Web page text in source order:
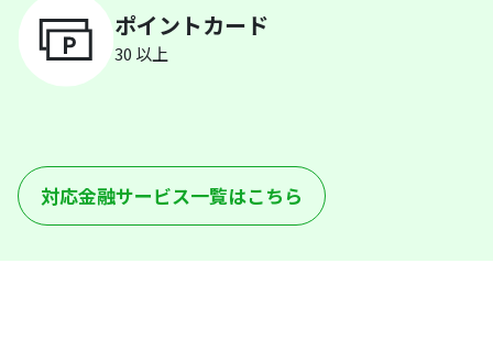
ポイントカード
30 以上
対応金融サービス一覧はこちら